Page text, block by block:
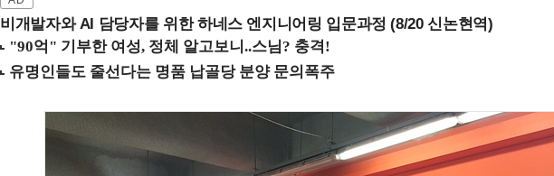
비개발자와 AI 담당자를 위한 하네스 엔지니어링 입문과정 (8/20 신논현역)